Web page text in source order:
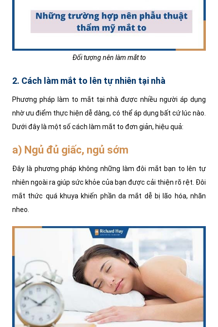
Đối tượng nên làm mắt to
2. Cách làm mắt to lên tự nhiên tại nhà
Phương pháp làm to mắt tại nhà được nhiều người áp dụng
nhờ ưu điểm thực hiện dễ dàng, có thể áp dụng bất cứ lúc nào.
Dưới đây là một số cách làm mắt to đơn giản, hiệu quả:
a) Ngủ đủ giấc, ngủ sớm
Đây là phương pháp không những làm đôi mắt bạn to lên tự
nhiên ngoài ra giúp sức khỏe của bạn được cải thiện rõ rệt. Đôi
mắt thức quá khuya khiến phần da mắt dễ bị lão hóa, nhăn
nheo.